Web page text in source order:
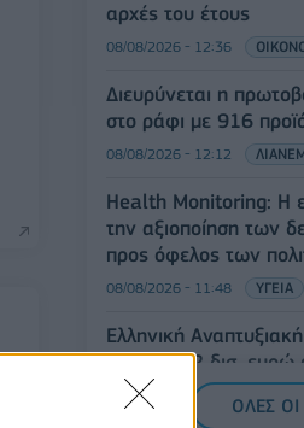
αρχές του έτους
08/08/2026 - 12:36
Διευρύνεται η
στο ράφι με 916
08/08/2026 - 12:12
Health Monitoring: Η
την αξιοποίηση των
προς όφελος των
08/08/2026 - 11:48 ΥΓΕΙΑ
Ελληνική
«προίκα» 2 δισ. ευρώ
δάνεια έως 5 δισ. σε
08/08/2026 - 11:22
ΟΛΕΣ ΟΙ